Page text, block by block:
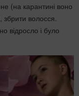
(на карантині воно
волосся.
відросло і було